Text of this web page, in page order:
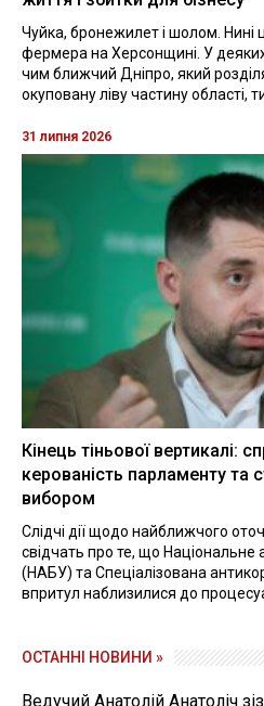
Чуйка, бронежилет і шолом. Нині
фермера на Херсонщині. У
чим ближчий Дніпро, який
окуповану ліву частину області,
31 липня 2026
Кінець тіньової вертикалі:
керованість парламенту та
вибором
Слідчі дії щодо найближчого
свідчать про те, що Національне
(НАБУ) та Спеціалізована
впритул наблизилися до
ОСТАННІ НОВИНИ »
Ведучий Анатолій Анатоліч